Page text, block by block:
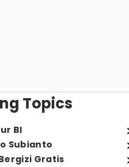
Topics
BI
Subianto
Gratis